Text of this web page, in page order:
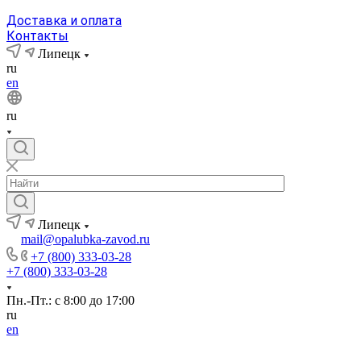
Доставка и оплата
Контакты
Липецк
ru
en
ru
Липецк
mail@opalubka-zavod.ru
+7 (800) 333-03-28
+7 (800) 333-03-28
Пн.-Пт.: с 8:00 до 17:00
ru
en